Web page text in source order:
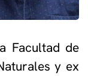
Facultad de
y ex